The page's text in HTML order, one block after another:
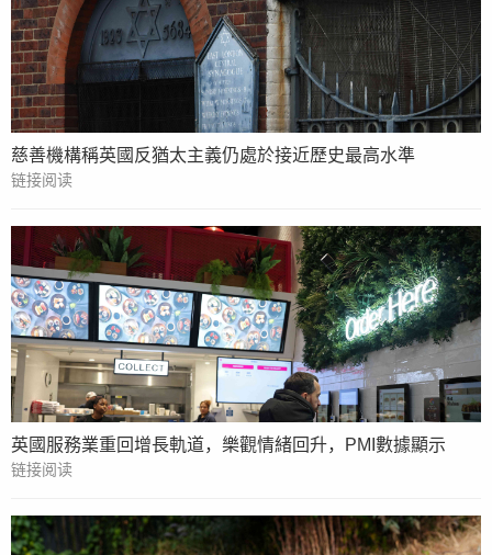
慈善機構稱英國反猶太主義仍處於接近歷史最高水準
链接阅读
英國服務業重回增長軌道，樂觀情緒回升，PMI數據顯示
链接阅读